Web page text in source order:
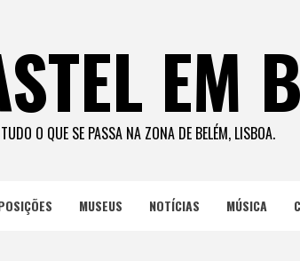
EM
TUDO O QUE SE PASSA NA ZONA DE BELÉM, LISBOA.
MUSEUS NOTÍCIAS MÚSICA